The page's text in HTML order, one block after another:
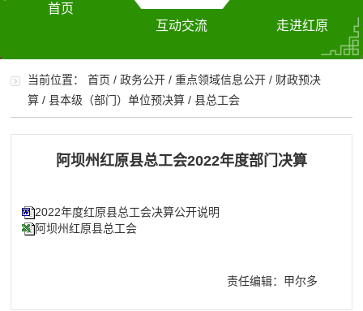
首页
互动交流 走进红原
当前位置：首页 /政务公开 /重点领域信息公开 / 财政预决
算 /县本级（部门）单位预决算 /县总工会
阿坝州红原县总工会2022年度部门决算
2022年度红原县总工会决算公开说明
阿坝州红原县总工会
责任编辑：甲尔多